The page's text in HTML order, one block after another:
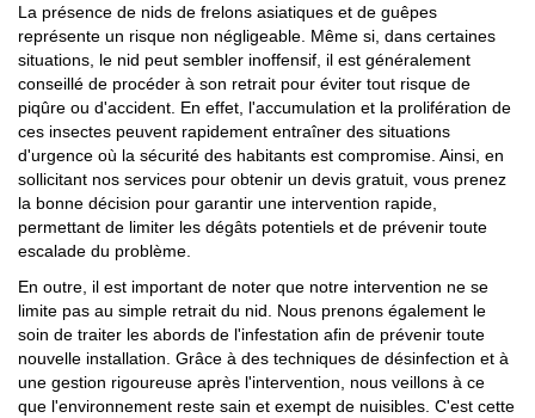
La présence de nids de frelons asiatiques et de guêpes
représente un risque non négligeable. Même si, dans certaines
situations, le nid peut sembler inoffensif, il est généralement
conseillé de procéder à son retrait pour éviter tout risque de
piqûre ou d'accident. En effet, l'accumulation et la prolifération de
ces insectes peuvent rapidement entraîner des situations
d'urgence où la sécurité des habitants est compromise. Ainsi, en
sollicitant nos services pour obtenir un devis gratuit, vous prenez
la bonne décision pour garantir une intervention rapide,
permettant de limiter les dégâts potentiels et de prévenir toute
escalade du problème.
En outre, il est important de noter que notre intervention ne se
limite pas au simple retrait du nid. Nous prenons également le
soin de traiter les abords de l'infestation afin de prévenir toute
nouvelle installation. Grâce à des techniques de désinfection et à
une gestion rigoureuse après l'intervention, nous veillons à ce
que l'environnement reste sain et exempt de nuisibles. C'est cette